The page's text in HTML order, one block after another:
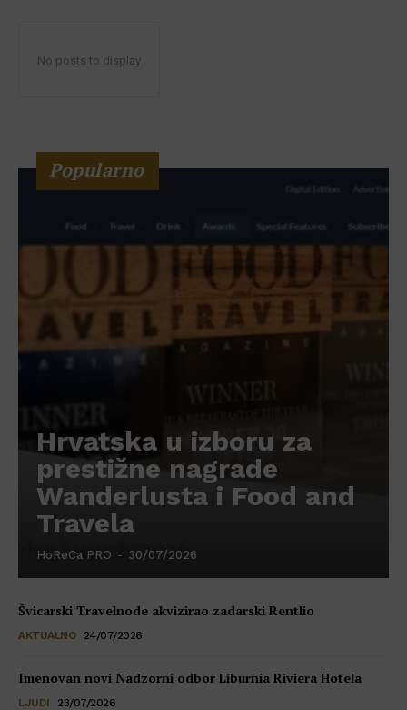
No posts to display
Popularno
Hrvatska u izboru za
prestižne nagrade
Wanderlusta i Food and
Travela
HoReCa PRO - 30/07/2026
Švicarski Travelnode akvizirao zadarski Rentlio
AKTUALNO 24/07/2026
Imenovan novi Nadzorni odbor Liburnia Riviera Hotela
LJUDI 23/07/2026